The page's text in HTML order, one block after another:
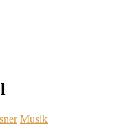
Musik